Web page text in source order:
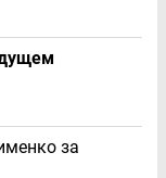
за